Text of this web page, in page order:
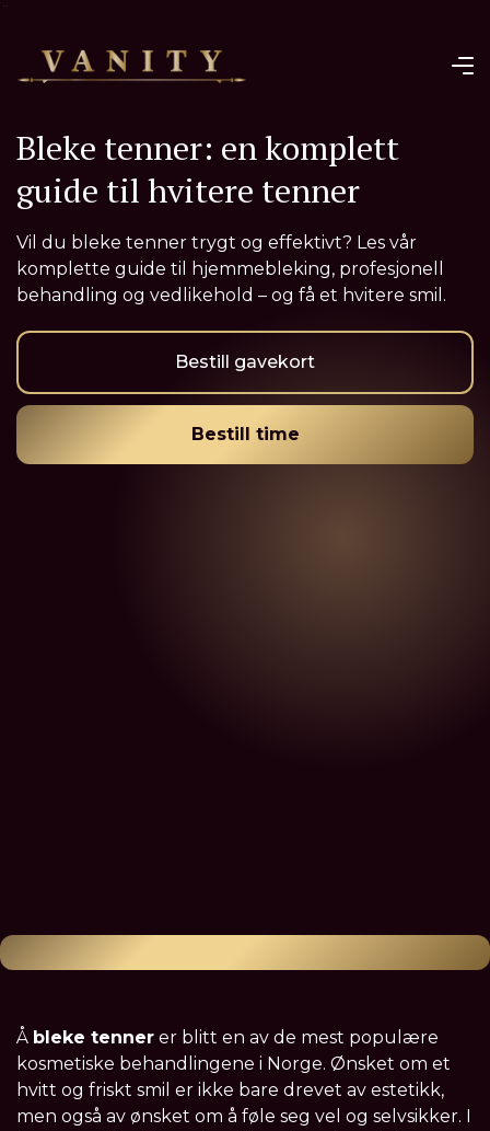
¨
Bleke tenner: en komplett
guide til hvitere tenner
Vil du bleke tenner trygt og effektivt? Les vår
komplette guide til hjemmebleking, profesjonell
behandling og vedlikehold – og få et hvitere smil.
Bestill gavekort
Bestill time
Å bleke tenner er blitt en av de mest populære
kosmetiske behandlingene i Norge. Ønsket om et
hvitt og friskt smil er ikke bare drevet av estetikk,
men også av ønsket om å føle seg vel og selvsikker. I